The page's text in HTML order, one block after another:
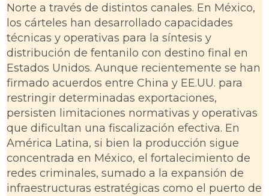
Norte a través de distintos canales. En México,
los cárteles han desarrollado capacidades
técnicas y operativas para la síntesis y
distribución de fentanilo con destino final en
Estados Unidos. Aunque recientemente se han
firmado acuerdos entre China y EE.UU. para
restringir determinadas exportaciones,
persisten limitaciones normativas y operativas
que dificultan una fiscalización efectiva. En
América Latina, si bien la producción sigue
concentrada en México, el fortalecimiento de
redes criminales, sumado a la expansión de
infraestructuras estratégicas como el puerto de